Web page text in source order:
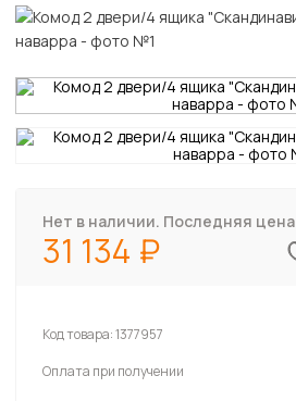
Нет в наличии. Последняя цена
31 134
Код товара:1377957
Оплата при получении